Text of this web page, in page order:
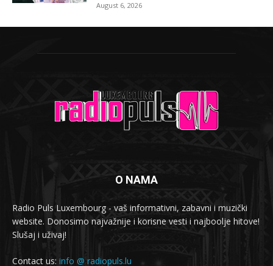
August 6, 2026
O NAMA
Radio Puls Luxembourg - vaš informativni, zabavni i muzički
website. Donosimo najvažnije i korisne vesti i najboolje hitove!
Slušaj i uživaj!
Contact us: info @ radiopuls.lu